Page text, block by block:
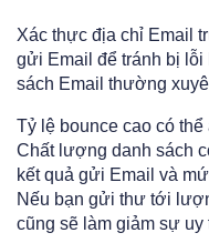
Xác thực địa chỉ Email
gửi Email để tránh bị lỗi
sách Email thường
Tỷ lệ bounce cao có
Chất lượng danh sách
kết quả gửi Email và
Nếu bạn gửi thư tới
cũng sẽ làm giảm sự